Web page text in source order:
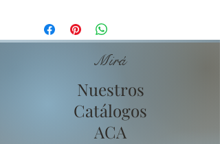
Mirá
Nuestros
Catálogos
ACA